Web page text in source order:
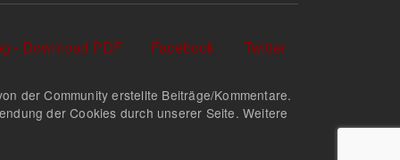
- Download PDF Facebook Twitter
der Community erstellte Beiträge/Kommentare.
der Cookies durch unserer Seite. Weitere